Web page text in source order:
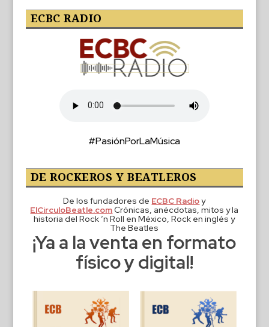
ECBC RADIO
#PasiónPorLaMúsica
DE ROCKEROS Y BEATLEROS
De los fundadores de ECBC Radioy
ElCirculoBeatle.comCrónicas, anécdotas, mitos y la
historia del Rock ‘n Roll en México, Rock en inglés y
The Beatles
¡Ya a la venta en formato
físico y digital!